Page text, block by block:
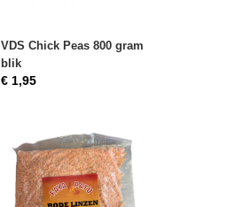
VDS Chick Peas 800 gram
blik
€ 1,95